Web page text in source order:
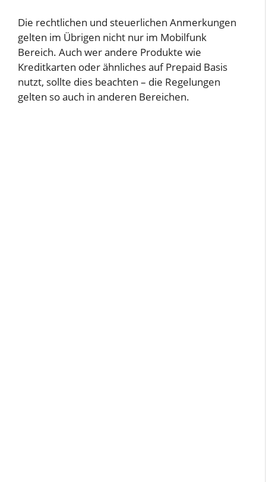
d
e
o
Die rechtlichen und steuerlichen Anmerkungen
gelten im Übrigen nicht nur im Mobilfunk
Bereich. Auch wer andere Produkte wie
Kreditkarten oder ähnliches auf Prepaid Basis
nutzt, sollte dies beachten – die Regelungen
gelten so auch in anderen Bereichen.